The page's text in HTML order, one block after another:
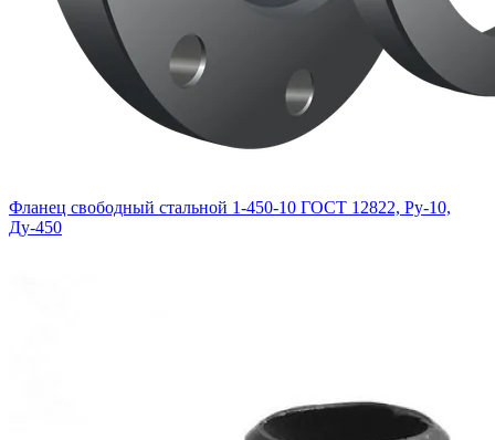
Фланец свободный стальной 1-450-10 ГОСТ 12822, Ру-10,
Ду-450